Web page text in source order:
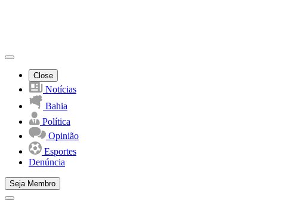
Close
Notícias
Bahia
Política
Opinião
Esportes
Denúncia
Seja Membro